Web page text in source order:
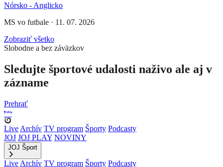
Nórsko - Anglicko
MS vo futbale · 11. 07. 2026
Zobraziť všetko
Slobodne a bez záväzkov
Sledujte športové udalosti naživo ale aj v
zázname
Prehrať
Live Archív TV program Športy Podcasty
JOJ JOJ PLAY NOVINY
JOJ Šport
Live Archív TV program Športy Podcasty